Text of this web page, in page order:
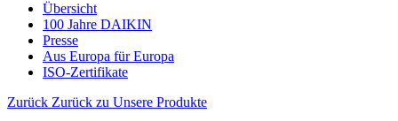
Übersicht
100 Jahre DAIKIN
Presse
Aus Europa für Europa
ISO-Zertifikate
Zurück Zurück zu Unsere Produkte